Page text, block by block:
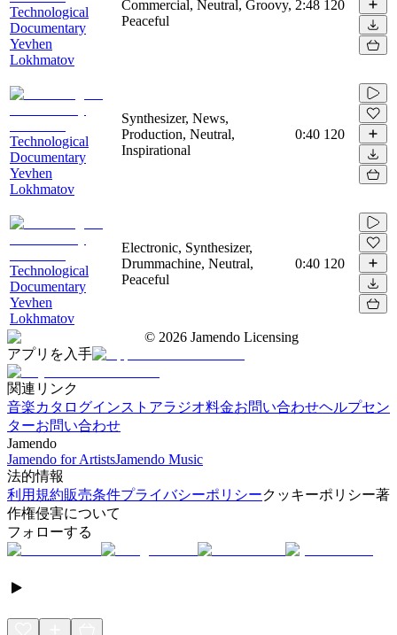
Technological
Documentary
Yevhen
Lokhmatov
Commercial, Neutral, Groovy,
Peaceful
2:48 120
Technological
Documentary
Yevhen
Lokhmatov
Synthesizer, News,
Production, Neutral,
Inspirational
0:40 120
Technological
Documentary
Yevhen
Lokhmatov
Electronic, Synthesizer,
Drummachine, Neutral,
Peaceful
0:40 120
© 2026 Jamendo Licensing
アプリを入手
関連リンク
音楽カタログインストアラジオ料金お問い合わせヘルプセン
ターお問い合わせ
Jamendo
Jamendo for ArtistsJamendo Music
法的情報
利用規約販売条件プライバシーポリシークッキーポリシー著
作権侵害について
フォローする